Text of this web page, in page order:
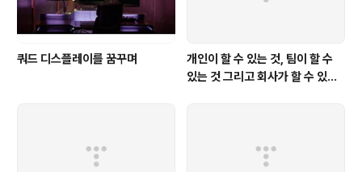
쿼드 디스플레이를 꿈꾸며
개인이 할 수 있는 것, 팀이 할 수
있는 것 그리고 회사가 할 수 있는